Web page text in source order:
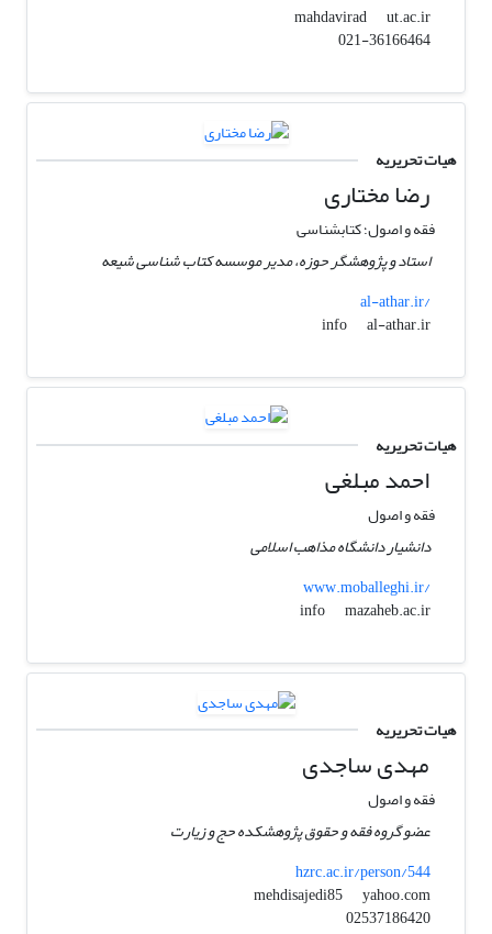
mahdavirad
ut.ac.ir
021-36166464
هیات تحریریه
رضا مختاری
فقه و اصول؛ کتابشناسی
استاد و پژوهشگر حوزه، مدیر موسسه کتاب شناسی شیعه
al-athar.ir/
info
al-athar.ir
هیات تحریریه
احمد مبلغی
فقه و اصول
دانشیار دانشگاه مذاهب اسلامی
www.moballeghi.ir/
info
mazaheb.ac.ir
هیات تحریریه
مهدی ساجدی
فقه و اصول
عضو گروه فقه و حقوق پژوهشکده حج و زیارت
hzrc.ac.ir/person/544
mehdisajedi85
yahoo.com
02537186420